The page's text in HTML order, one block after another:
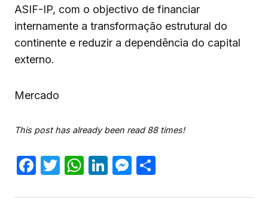
ASIF-IP, com o objectivo de financiar
internamente a transformação estrutural do
continente e reduzir a dependência do capital
externo.
Mercado
This post has already been read 88 times!
Facebook
Twitter
WhatsApp
LinkedIn
Messenger